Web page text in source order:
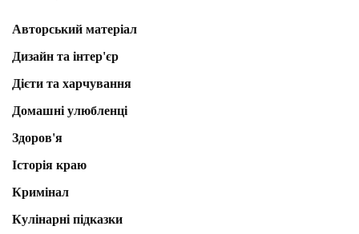
Авторський матеріал
Дизайн та інтер'єр
Дієти та харчування
Домашні улюбленці
Здоров'я
Історія краю
Кримінал
Кулінарні підказки